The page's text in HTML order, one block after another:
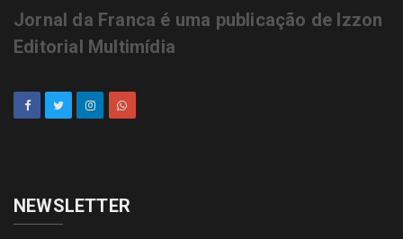
Jornal da Franca é uma publicação de Izzon
Editorial Multimídia
NEWSLETTER